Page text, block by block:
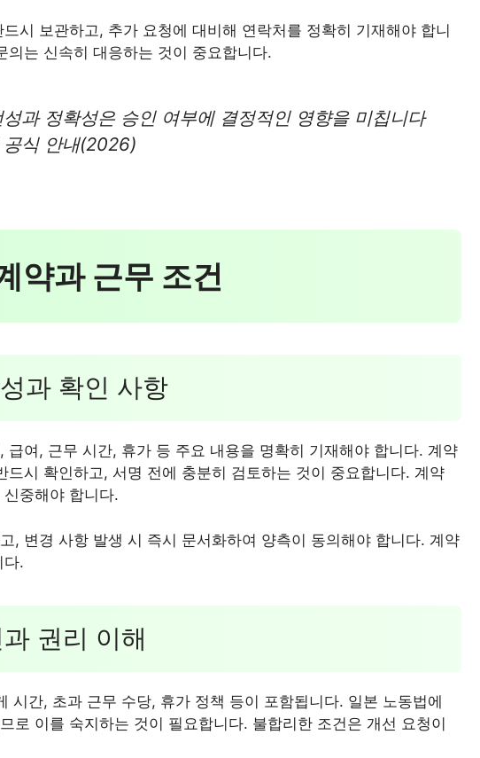
시 보관하고, 추가 요청에 대비해 연락처를 정확히 기재해야 합니
의는 신속히 대응하는 것이 중요합니다.
과 정확성은 승인 여부에 결정적인 영향을 미칩니다
식 안내(2026)
약과 근무 조건
과 확인 사항
급여, 근무 시간, 휴가 등 주요 내용을 명확히 기재해야 합니다. 계약
드시 확인하고, 서명 전에 충분히 검토하는 것이 중요합니다. 계약
중해야 합니다.
, 변경 사항 발생 시 즉시 문서화하여 양측이 동의해야 합니다. 계약
다.
권리 이해
시간, 초과 근무 수당, 휴가 정책 등이 포함됩니다. 일본 노동법에
로 이를 숙지하는 것이 필요합니다. 불합리한 조건은 개선 요청이